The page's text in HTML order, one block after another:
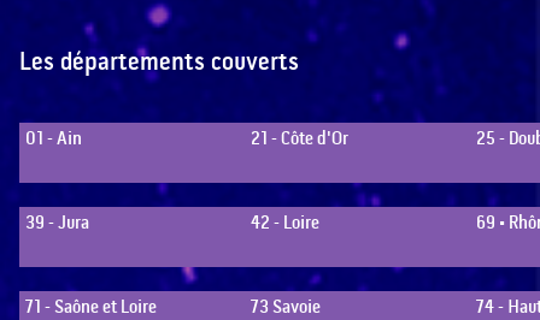
Les départements couverts
01 - Ain 21 - Côte d'Or 25 -
39 - Jura 42 - Loire 69 •
71 - Saône et Loire 73 Savoie 74 -